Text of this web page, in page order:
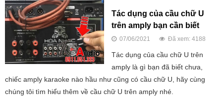
Tác dụng của cầu chữ U
trên amply bạn cần biết
07/06/2021 Đã xem: 4188
Tác dụng của cầu chữ U trên
amply là gì bạn đã biết chưa,
chiếc amply karaoke nào hầu như cũng có cầu chữ U, hãy cùng
chúng tôi tìm hiểu thêm về cầu chữ U trên amply nhé.